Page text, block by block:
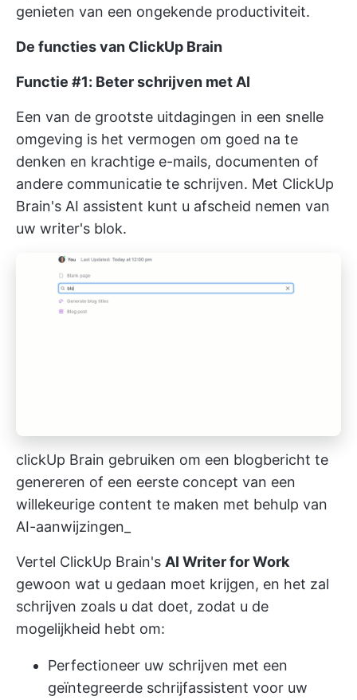
genieten van een ongekende productiviteit.
De functies van ClickUp Brain
Functie #1: Beter schrijven met AI
Een van de grootste uitdagingen in een snelle
omgeving is het vermogen om goed na te
denken en krachtige e-mails, documenten of
andere communicatie te schrijven. Met ClickUp
Brain's AI assistent kunt u afscheid nemen van
uw writer's blok.
clickUp Brain gebruiken om een blogbericht te
genereren of een eerste concept van een
willekeurige content te maken met behulp van
AI-aanwijzingen_
Vertel ClickUp Brain's AI Writer for Work
gewoon wat u gedaan moet krijgen, en het zal
schrijven zoals u dat doet, zodat u de
mogelijkheid hebt om:
Perfectioneer uw schrijven met een
geïntegreerde schrijfassistent voor uw